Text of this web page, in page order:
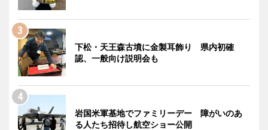
下松・天王森古墳に金製耳飾り 県内初確
認、一般向け説明会も
岩国米軍基地でファミリーデー 障がいのあ
る人たち招待し航空ショー公開